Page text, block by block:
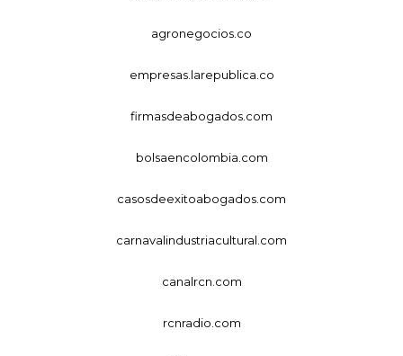
agronegocios.co
empresas.larepublica.co
firmasdeabogados.com
bolsaencolombia.com
casosdeexitoabogados.com
carnavalindustriacultural.com
canalrcn.com
rcnradio.com